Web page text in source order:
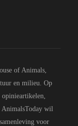
of Animals,
en milieu. Op
AnimalsToday wil
voor